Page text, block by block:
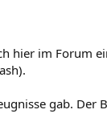
hier im Forum
gab.